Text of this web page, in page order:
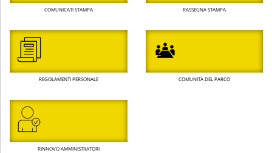
COMUNICATI STAMPA RASSEGNA STAMPA
REGOLAMENTI PERSONALE COMUNITÀ DEL PARCO
RINNOVO AMMINISTRATORI